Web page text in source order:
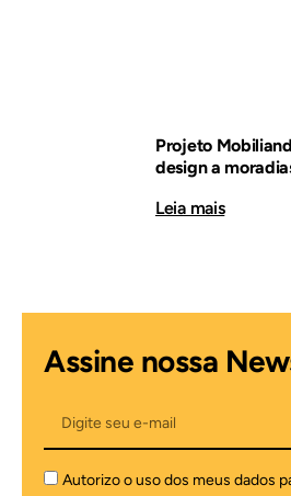
Projeto
design a
Leia mais
Assine nossa
Autorizo o uso dos meus dados